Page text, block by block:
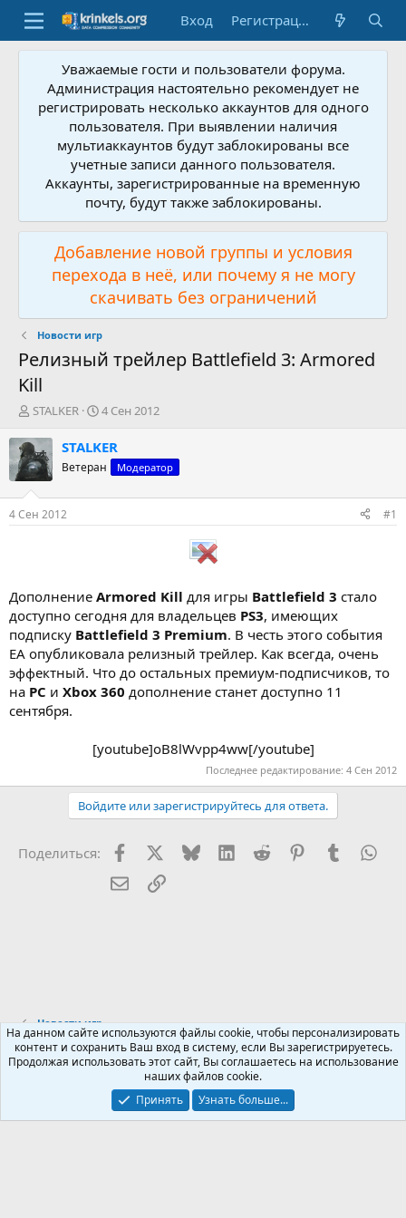
Вход Регистрация
Уважаемые гости и пользователи форума.
Администрация настоятельно рекомендует не
регистрировать несколько аккаунтов для одного
пользователя. При выявлении наличия
мультиаккаунтов будут заблокированы все
учетные записи данного пользователя.
Аккаунты, зарегистрированные на временную
почту, будут также заблокированы.
Добавление новой группы и условия
перехода в неё, или почему я не могу
скачивать без ограничений
Новости игр
Релизный трейлер Battlefield 3: Armored
Kill
А
т
о
р
т
м
STALKER
Д
т
н
а
4 Сен 2012
STALKER
Ветеран Модератор
4 Сен 2012 #1
Дополнение Armored Kill для игры Battlefield 3 стало
доступно сегодня для владельцев PS3, имеющих
подписку Battlefield 3 Premium. В честь этого события
ЕА опубликовала релизный трейлер. Как всегда, очень
эффектный. Что до остальных премиум-подписчиков, то
на РС и Xbox 360 дополнение станет доступно 11
сентября.
[youtube]oB8lWvpp4ww[/youtube]​
Последнее редактирование: 4 Сен 2012
Войдите или зарегистрируйтесь для ответа.
Поделиться: FacebookX (Twitter)
BlueskyLinkedInReddit PinterestTumblr
Электронная почта
Ссылка
Новости игр
Russian (RU)
Условия и правила
Политика конфиденциальности
Помощь
На данном сайте используются файлы cookie, чтобы персонализировать
контент и сохранить Ваш вход в систему, если Вы зарегистрируетесь.
Продолжая использовать этот сайт, Вы соглашаетесь на использование
наших файлов cookie.
Принять
Узнать больше...